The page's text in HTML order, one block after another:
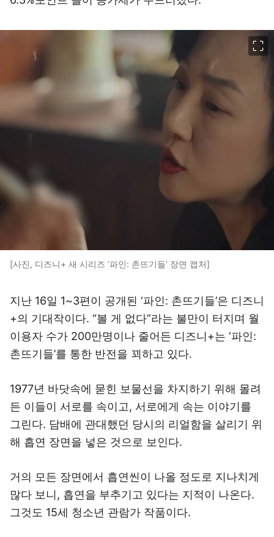
[사진, 디즈니+ 새 시리즈 ‘파인: 촌뜨기들’ 장면 캡처]
지난 16일 1~3편이 공개된 ‘파인: 촌뜨기들’은 디즈니
+의 기대작이다. “볼 게 없다”라는 불만이 터지며 월
이용자 수가 200만명이나 줄어든 디즈니+는 ‘파인:
촌뜨기들’를 통한 반전을 꾀하고 있다.
1977년 바닷속에 묻힌 보물선을 차지하기 위해 몰려
든 이들이 서로를 속이고, 서로에게 속는 이야기를
그린다. 담배에 관대했던 당시의 리얼함을 살리기 위
해 흡연 장면을 넣은 것으로 보인다.
거의 모든 장면에서 흡연씬이 나올 정도로 지나치게
많다 보니, 흡연을 부추기고 있다는 지적이 나온다.
그것도 15세 청소년 관람가 작품이다.